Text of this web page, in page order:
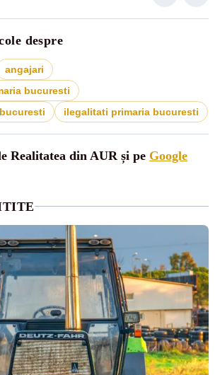
despre
angajari
bucuresti
ilegalitati primaria bucuresti
Realitatea din AUR și pe Google